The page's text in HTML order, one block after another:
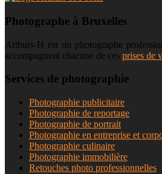
Photographe à Bruxelles
Arthurs-H est un photographe
accompagnent chacune de ces prises de
Services de photographie
Photographie publicitaire
Photographie de reportage
Photographie de portrait
Photographie en entreprise et
Photographie culinaire
Photographie immobilière
Retouches photo professionnelles